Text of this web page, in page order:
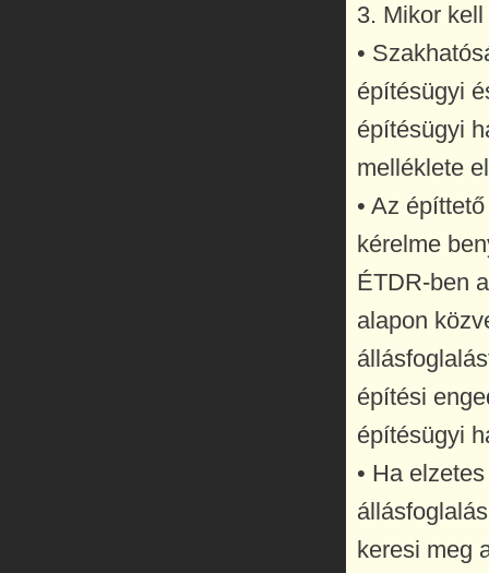
3. Mikor
•
építésügyi
építésügyi
melléklete
• Az
kérelme
ÉTDR-ben
alapon
építési
építésügyi
• Ha
keresi meg